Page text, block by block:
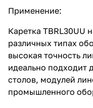
Применение:
Каретка TBRL30UU
различных типах
высокая точность
идеально подходит
столов, модулей
промышленного